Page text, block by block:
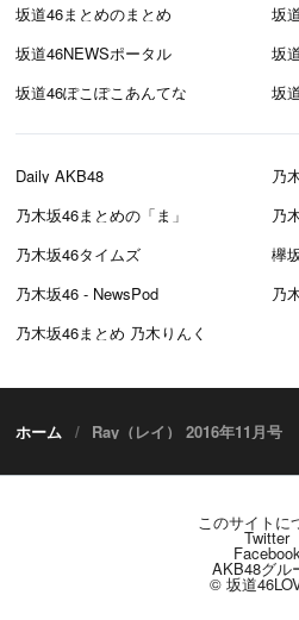
坂道46まとめのまとめ
坂
坂道46NEWSポータル
坂
坂道46ぽこぽこあんてな
坂
Daily AKB48
乃
乃木坂46まとめの「ま」
乃
乃木坂46タイムズ
欅
乃木坂46 - NewsPod
乃
乃木坂46まとめ 乃木りんく
ホーム Ray（レイ） 2016年11月号
このサイトに
Twitter
Facebook
AKB48グル
© 坂道